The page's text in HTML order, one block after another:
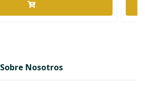
Sobre Nosotros